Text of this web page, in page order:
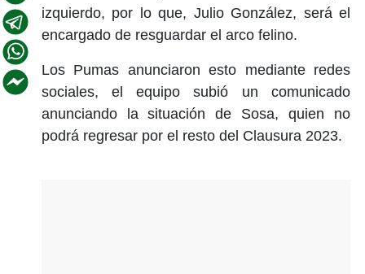
izquierdo, por lo que, Julio González, será el
encargado de resguardar el arco felino.
Los Pumas anunciaron esto mediante redes
sociales, el equipo subió un comunicado
anunciando la situación de Sosa, quien no
podrá regresar por el resto del Clausura 2023.